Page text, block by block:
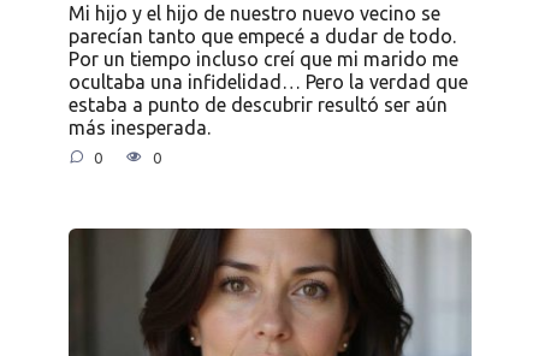
Mi hijo y el hijo de nuestro nuevo vecino se
parecían tanto que empecé a dudar de todo.
Por un tiempo incluso creí que mi marido me
ocultaba una infidelidad… Pero la verdad que
estaba a punto de descubrir resultó ser aún
más inesperada.
0 0